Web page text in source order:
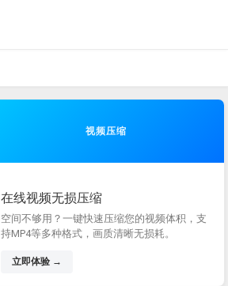
视频压缩
在线视频无损压缩
空间不够用？一键快速压缩您的视频体积，支
持MP4等多种格式，画质清晰无损耗。
立即体验 →